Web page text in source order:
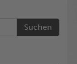
Suchen